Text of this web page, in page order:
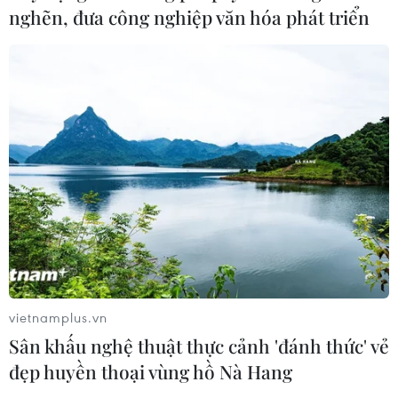
tay giữa Mỹ-Nhật?
04/08/2026 14:11
CƠ QUAN CHỦ QUẢN: THÔNG TẤN XÃ VIỆT NAM
Tổng Biên tập: TRẦN TIẾN DUẨN
nghẽn, đưa công nghiệp văn hóa phát triển
vietnamplus.vn
Sân khấu nghệ thuật thực cảnh 'đánh thức' vẻ
đẹp huyền thoại vùng hồ Nà Hang